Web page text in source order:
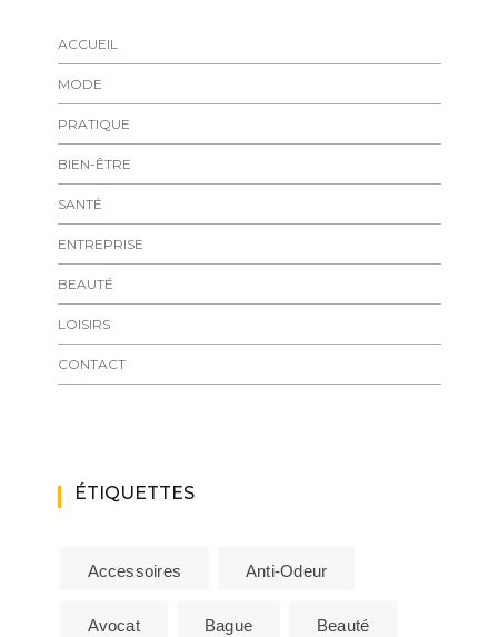
ACCUEIL
MODE
PRATIQUE
BIEN-ÊTRE
SANTÉ
ENTREPRISE
BEAUTÉ
LOISIRS
CONTACT
ÉTIQUETTES
Accessoires Anti-Odeur
Avocat Bague Beauté